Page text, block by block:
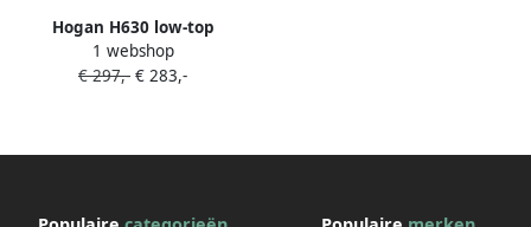
Hogan H630 low-top
sneakers Wit
1 webshop
€ 297,- € 283,-